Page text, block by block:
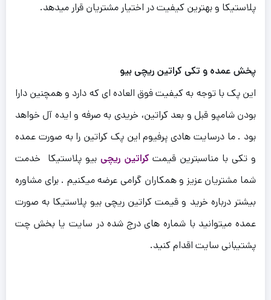
پلاستیکا و بهترین کیفیت در اختیار مشتریان قرار میدهد.
پخش عمده و تکی کراتین ریچی بیو
این پک با توجه به کیفیت فوق العاده ای که دارد و همچنین دارا
بودن شامپو قبل و بعد کراتین، خریدی به صرفه و ایده آل خواهد
بود .ما درسایت هادی پرفیوم این پک کراتین را به صورت عمده
و تکی با مناسبترین قیمتکراتین ریچی بیو پلاستیکا خدمت
شما مشتریان عزیز و همکاران گرامی عرضه میکنیم .برای مشاوره
بیشتر درباره خرید و قیمت کراتین ریچی بیو پلاستیکا به صورت
عمده میتوانید با شماره های درج شده در سایت یا بخش چت
پشتیبانی سایت اقدام کنید.